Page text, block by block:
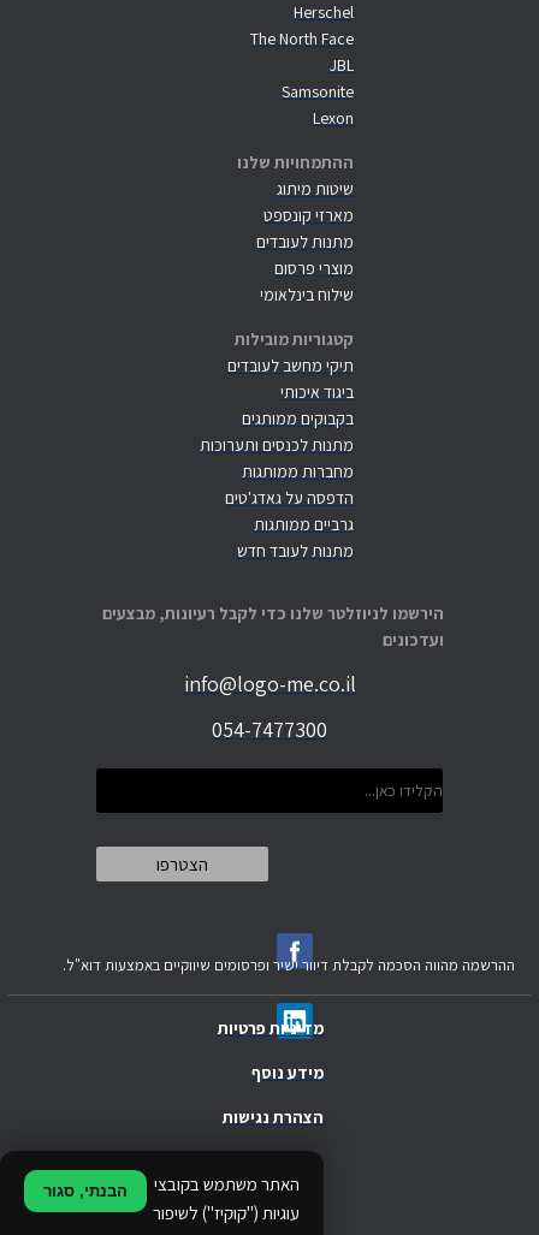
Herschel
The North Face
JBL
Samsonite
Lexon
ההתמחויות שלנו
שיטות מיתוג
מארזי קונספט
מתנות לעובדים
מוצרי פרסום
שילוח בינלאומי
קטגוריות מובילות
תיקי מחשב לעובדים
ביגוד איכותי
בקבוקים ממותגים
מתנות לכנסים ותערוכות
מחברות ממותגות
הדפסה על גאדג'טים
גרביים ממותגות
מתנות לעובד חדש
הירשמו לניוזלטר שלנו כדי לקבל רעיונות, מבצעים
ועדכונים
info@logo-me.co.il
054-7477300
מדיניות פרטיות
האתר משתמש בקובצי
עוגיות ("קוקיז") לשיפור
הבנתי, סגור
מידע נוסף
הצהרת נגישות
ההרשמה מהווה הסכמה לקבלת דיוור ישיר ופרסומים שיווקיים באמצעות דוא"ל.